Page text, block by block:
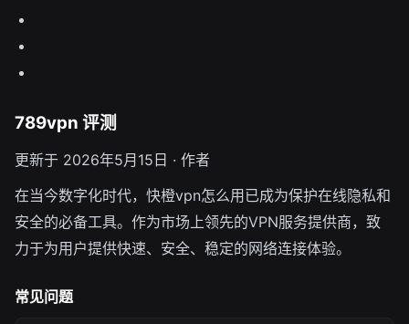
789vpn 评测
更新于 2026年5月15日 · 作者
在当今数字化时代，快橙vpn怎么用已成为保护在线隐私和
安全的必备工具。作为市场上领先的VPN服务提供商，致
力于为用户提供快速、安全、稳定的网络连接体验。
常见问题